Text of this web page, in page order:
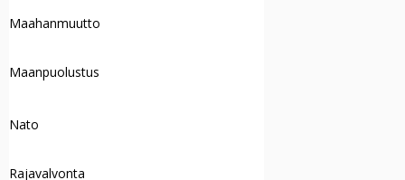
Maahanmuutto
Maanpuolustus
Nato
Rajavalvonta